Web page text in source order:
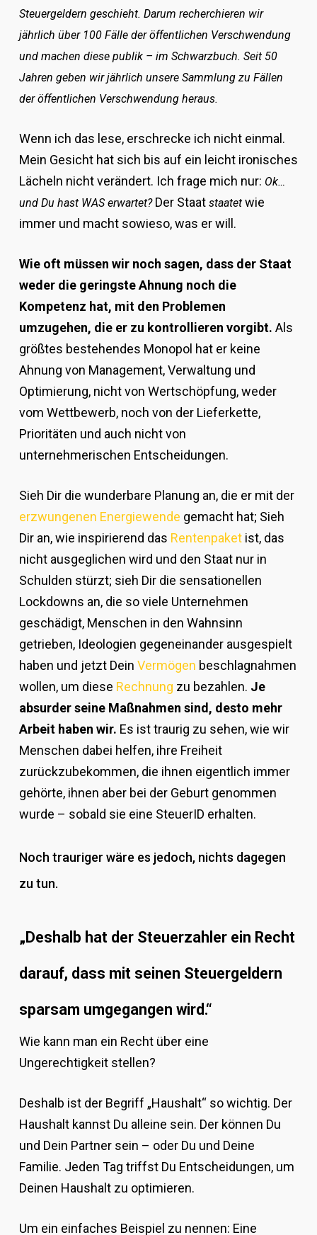
Steuergeldern geschieht. Darum recherchieren wir
jährlich über 100 Fälle der öffentlichen Verschwendung
und machen diese publik – im Schwarzbuch. Seit 50
Jahren geben wir jährlich unsere Sammlung zu Fällen
der öffentlichen Verschwendung heraus.
Wenn ich das lese, erschrecke ich nicht einmal.
Mein Gesicht hat sich bis auf ein leicht ironisches
Lächeln nicht verändert. Ich frage mich nur: Ok…
und Du hast WAS erwartet?Der Staat staatetwie
immer und macht sowieso, was er will.
Wie oft müssen wir noch sagen, dass der Staat
weder die geringste Ahnung noch die
Kompetenz hat, mit den Problemen
umzugehen, die er zu kontrollieren vorgibt. Als
größtes bestehendes Monopol hat er keine
Ahnung von Management, Verwaltung und
Optimierung, nicht von Wertschöpfung, weder
vom Wettbewerb, noch von der Lieferkette,
Prioritäten und auch nicht von
unternehmerischen Entscheidungen.
Sieh Dir die wunderbare Planung an, die er mit der
erzwungenen Energiewende gemacht hat; Sieh
Dir an, wie inspirierend das Rentenpaketist, das
nicht ausgeglichen wird und den Staat nur in
Schulden stürzt; sieh Dir die sensationellen
Lockdowns an, die so viele Unternehmen
geschädigt, Menschen in den Wahnsinn
getrieben, Ideologien gegeneinander ausgespielt
haben und jetzt Dein Vermögen beschlagnahmen
wollen, um diese Rechnung zu bezahlen. Je
absurder seine Maßnahmen sind, desto mehr
Arbeit haben wir. Es ist traurig zu sehen, wie wir
Menschen dabei helfen, ihre Freiheit
zurückzubekommen, die ihnen eigentlich immer
gehörte, ihnen aber bei der Geburt genommen
wurde – sobald sie eine SteuerID erhalten.
Noch trauriger wäre es jedoch, nichts dagegen
zu tun.
„Deshalb hat der Steuerzahler ein Recht
darauf, dass mit seinen Steuergeldern
sparsam umgegangen wird.“
Wie kann man ein Recht über eine
Ungerechtigkeit stellen?
Deshalb ist der Begriff „Haushalt“ so wichtig. Der
Haushalt kannst Du alleine sein. Der können Du
und Dein Partner sein – oder Du und Deine
Familie. Jeden Tag triffst Du Entscheidungen, um
Deinen Haushalt zu optimieren.
Um ein einfaches Beispiel zu nennen: Eine